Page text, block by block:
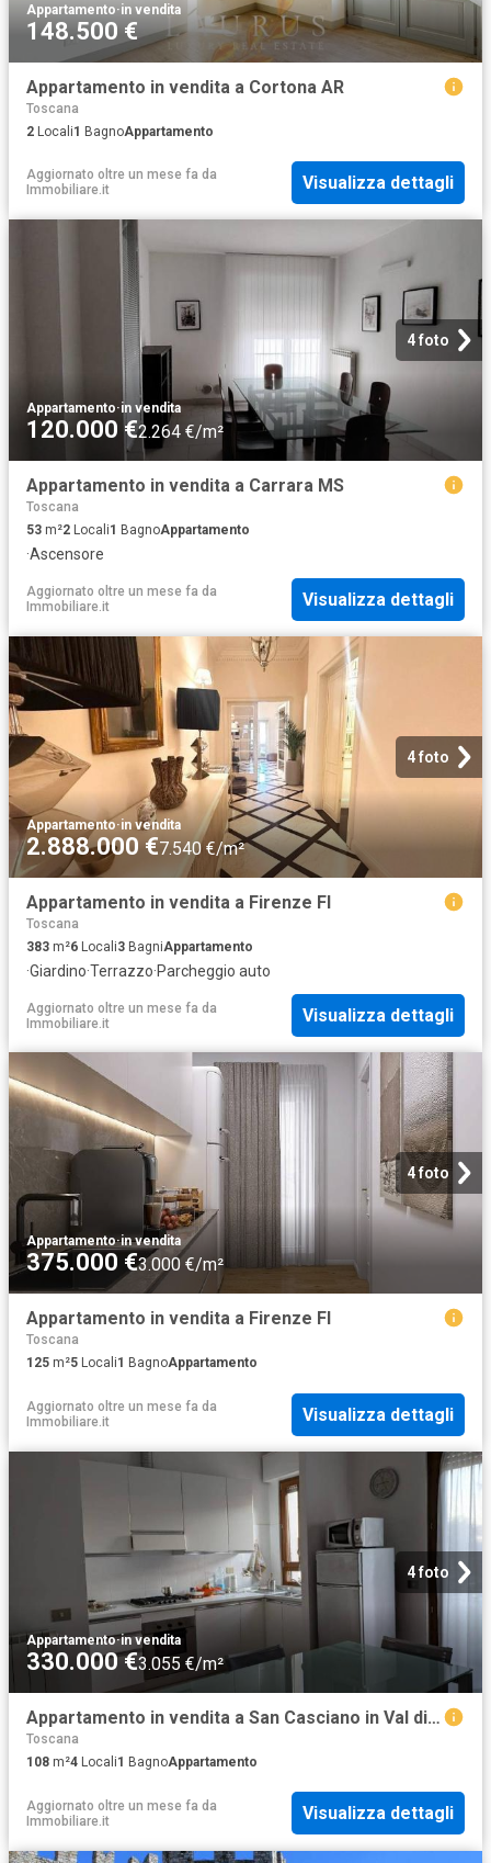
Appartamento·in vendita
148.500 €
Appartamento in vendita a Cortona AR
Toscana
2 Locali1 BagnoAppartamento
Aggiornato oltre un mese fa da
Immobiliare.it
Visualizza dettagli
4 foto
Appartamento·in vendita
120.000 €2.264 €/m²
Appartamento in vendita a Carrara MS
Toscana
53 m²2 Locali1 BagnoAppartamento
·Ascensore
Aggiornato oltre un mese fa da
Immobiliare.it
Visualizza dettagli
4 foto
Appartamento·in vendita
2.888.000 €7.540 €/m²
Appartamento in vendita a Firenze FI
Toscana
383 m²6 Locali3 BagniAppartamento
·Giardino·Terrazzo·Parcheggio auto
Aggiornato oltre un mese fa da
Immobiliare.it
Visualizza dettagli
4 foto
Appartamento·in vendita
375.000 €3.000 €/m²
Appartamento in vendita a Firenze FI
Toscana
125 m²5 Locali1 BagnoAppartamento
Aggiornato oltre un mese fa da
Immobiliare.it
Visualizza dettagli
4 foto
Appartamento·in vendita
330.000 €3.055 €/m²
Appartamento in vendita a San Casciano in Val di Pesa FI
Toscana
108 m²4 Locali1 BagnoAppartamento
Aggiornato oltre un mese fa da
Immobiliare.it
Visualizza dettagli